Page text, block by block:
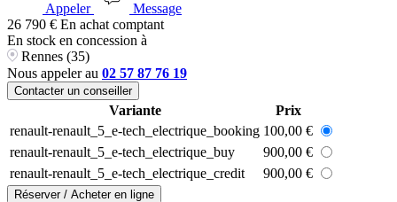
Appeler
Message
26 790 € En achat comptant
En stock en concession à
Rennes (35)
Nous appeler au 02 57 87 76 19
Contacter un conseiller
Variante
Prix
renault-renault_5_e-tech_electrique_booking 100,00 €
renault-renault_5_e-tech_electrique_buy
900,00 €
renault-renault_5_e-tech_electrique_credit
900,00 €
Réserver / Acheter en ligne